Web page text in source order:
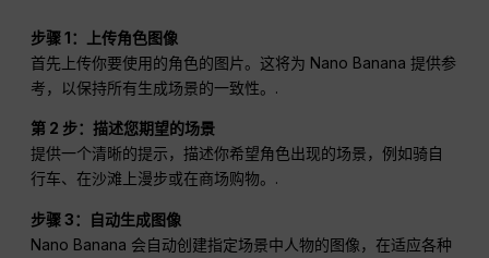
步骤 1：上传角色图像
首先上传你要使用的角色的图片。这将为 Nano Banana 提供参
考，以保持所有生成场景的一致性。.
第 2 步：描述您期望的场景
提供一个清晰的提示，描述你希望角色出现的场景，例如骑自
行车、在沙滩上漫步或在商场购物。.
步骤 3：自动生成图像
Nano Banana 会自动创建指定场景中人物的图像，在适应各种